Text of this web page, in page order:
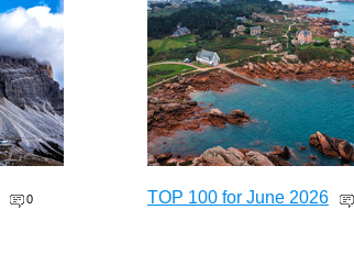
0
TOP 100 for June 2026